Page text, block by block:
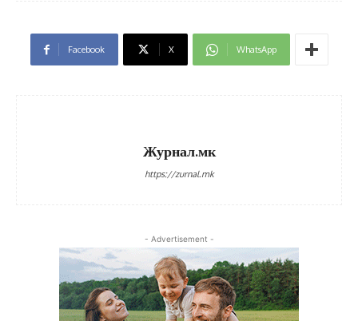
Facebook X WhatsApp
Журнал.мк
https://zurnal.mk
- Advertisement -